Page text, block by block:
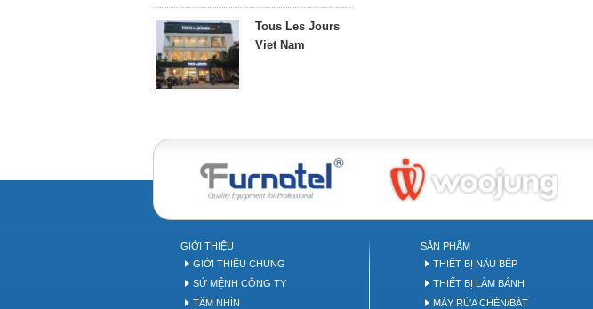
Tous Les Jours
Viet Nam
GIỚI THIỆU
GIỚI THIỆU CHUNG
SỨ MỆNH CÔNG TY
TẦM NHÌN
SẢN PHẨM
THIẾT BỊ NẤU BẾP
THIẾT BỊ LÀM BÁNH
MÁY RỬA CHÉN/BÁT